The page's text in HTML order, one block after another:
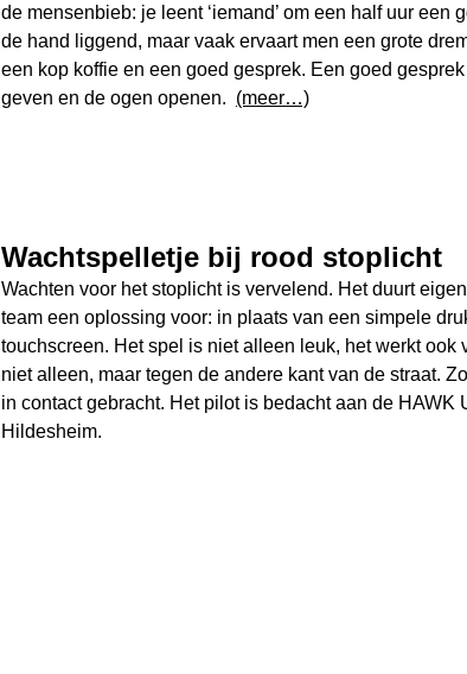
de mensenbieb: je leent ‘iemand’ om een half uur
de hand liggend, maar vaak ervaart men een grote
een kop koffie en een goed gesprek. Een goed
geven en de ogen openen. (meer…)
Wachtspelletje bij rood stoplicht
Wachten voor het stoplicht is vervelend. Het duurt
team een oplossing voor: in plaats van een simpele
touchscreen. Het spel is niet alleen leuk, het werkt ook
niet alleen, maar tegen de andere kant van de straat.
in contact gebracht. Het pilot is bedacht aan de
Hildesheim.